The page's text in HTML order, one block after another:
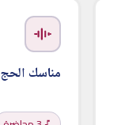
مناسك الحج